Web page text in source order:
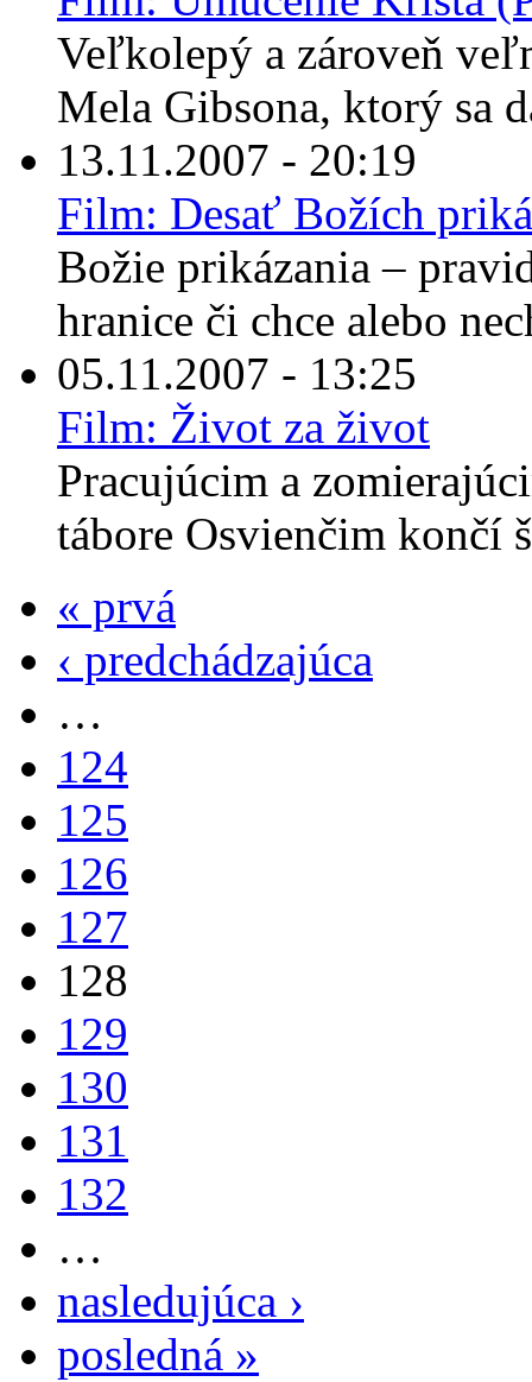
Veľkolepý a zároveň
Mela Gibsona, ktorý sa
13.11.2007 - 20:19
Film: Desať Božích
Božie prikázania –
hranice či chce alebo
05.11.2007 - 13:25
Film: Život za život
Pracujúcim a
tábore Osvienčim končí
« prvá
‹ predchádzajúca
…
124
125
126
127
128
129
130
131
132
…
nasledujúca ›
posledná »